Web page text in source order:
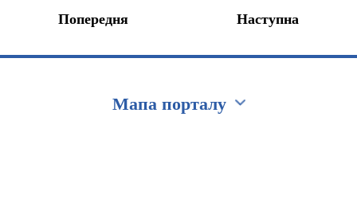
Попередня Наступна
Мапа порталу